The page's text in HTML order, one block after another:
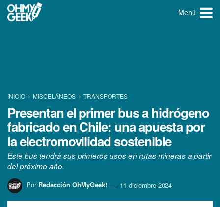
Menú
INICIO MISCELÁNEOS TRANSPORTES
Presentan el primer bus a hidrógeno
fabricado en Chile: una apuesta por
la electromovilidad sostenible
Este bus tendrá sus primeros usos en rutas mineras a partir
del próximo año.
Por Redacción OhMyGeek! 11 diciembre 2024